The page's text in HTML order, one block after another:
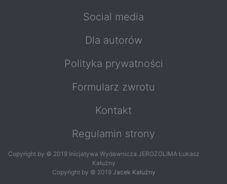
Social media
Dla autorów
Polityka prywatności
Formularz zwrotu
Kontakt
Regulamin strony
Copyright by © 2019 Inicjatywa Wydawnicza JEROZOLIMA Łukasz
Kałużny
Copyright by © 2019 Jacek Kałużny